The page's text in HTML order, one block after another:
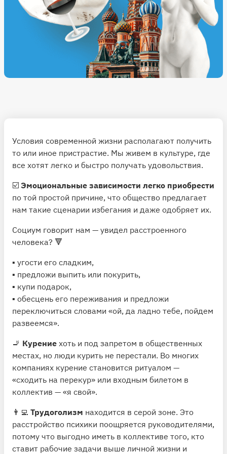
Условия современной жизни располагают получить
то или иное пристрастие. Мы живем в культуре, где
все хотят легко и быстро получать удовольствия.
☑️ Эмоциональные зависимости легко приобрести
по той простой причине, что общество предлагает
нам такие сценарии избегания и даже одобряет их.
Социум говорит нам — увидел расстроенного
человека? 🔻
▪️ угости его сладким,
▪️ предложи выпить или покурить,
▪️ купи подарок,
▪️ обесцень его переживания и предложи
переключиться словами «ой, да ладно тебе, пойдем
развеемся».
🚬 Курение хоть и под запретом в общественных
местах, но люди курить не перестали. Во многих
компаниях курение становится ритуалом —
«сходить на перекур» или входным билетом в
коллектив — «я свой».
👨‍💻 Трудоголизм находится в серой зоне. Это
расстройство психики поощряется руководителями,
потому что выгодно иметь в коллективе того, кто
ставит рабочие задачи выше личной жизни и